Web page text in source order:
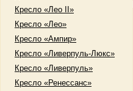
Кресло «Лео II»
Кресло «Лео»
Кресло «Ампир»
Кресло «Ливерпуль-Люкс»
Кресло «Ливерпуль»
Кресло «Ренессанс»